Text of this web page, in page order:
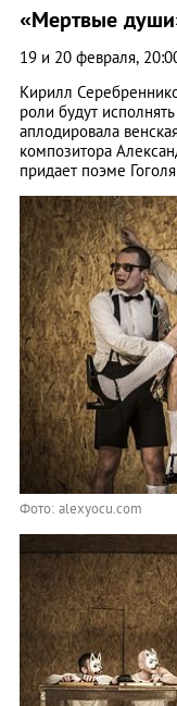
«Мертвые
19 и 20 февраля,
Кирилл
роли будут
аплодировала
композитора
придает поэме
Фото: alexyocu.com